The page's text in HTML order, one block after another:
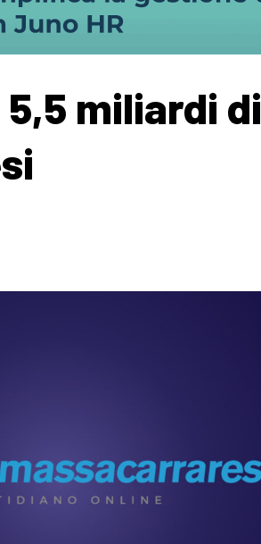
miliardi di